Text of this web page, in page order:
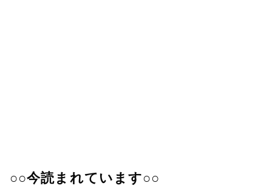
○○今読まれています○○